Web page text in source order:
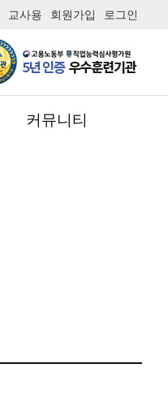
교사용 회원가입 로그인
커뮤니티